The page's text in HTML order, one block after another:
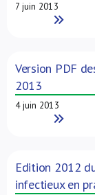
7 juin 2013
Read More
Version PDF
2013
4 juin 2013
Read More
Edition 2012
infectieux en